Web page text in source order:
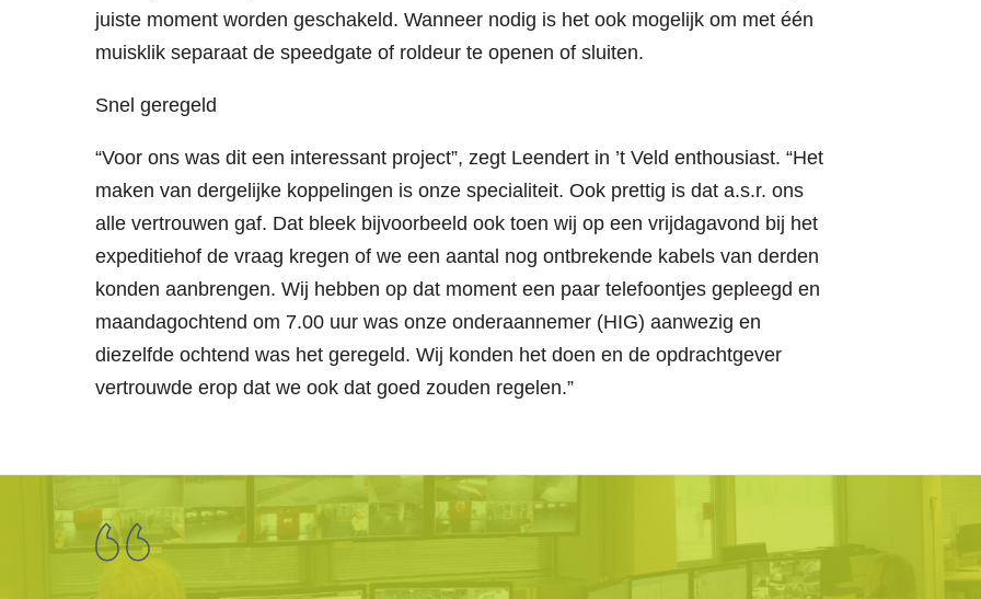
juiste moment worden geschakeld. Wanneer nodig is het ook mogelijk om met één
muisklik separaat de speedgate of roldeur te openen of sluiten.
Snel geregeld
“Voor ons was dit een interessant project”, zegt Leendert in ’t Veld enthousiast. “Het
maken van dergelijke koppelingen is onze specialiteit. Ook prettig is dat a.s.r. ons
alle vertrouwen gaf. Dat bleek bijvoorbeeld ook toen wij op een vrijdagavond bij het
expeditiehof de vraag kregen of we een aantal nog ontbrekende kabels van derden
konden aanbrengen. Wij hebben op dat moment een paar telefoontjes gepleegd en
maandagochtend om 7.00 uur was onze onderaannemer (HIG) aanwezig en
diezelfde ochtend was het geregeld. Wij konden het doen en de opdrachtgever
vertrouwde erop dat we ook dat goed zouden regelen.”